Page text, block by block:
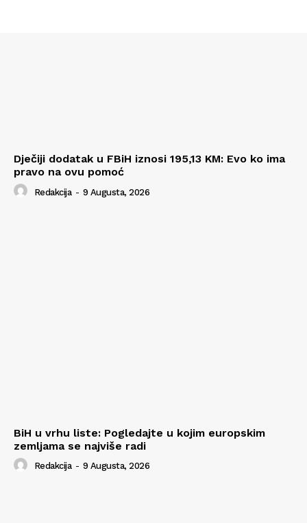
Dječiji dodatak u FBiH iznosi 195,13 KM: Evo ko ima
pravo na ovu pomoć
Redakcija - 9 Augusta, 2026
BiH u vrhu liste: Pogledajte u kojim europskim
zemljama se najviše radi
Redakcija - 9 Augusta, 2026